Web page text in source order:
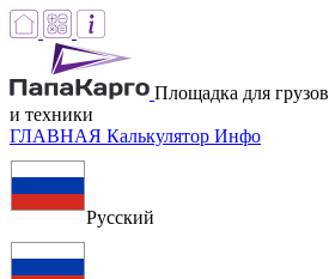
Площадка для грузов
и техники
ГЛАВНАЯ Калькулятор Инфо
Русский